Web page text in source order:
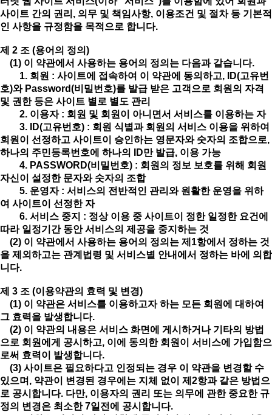
사이트 간의 권리, 의무 및 책임사항, 이용조건 및 절차 등 기본적
인 사항을 규정함을 목적으로 합니다.
제 2 조 (용어의 정의)
(1) 이 약관에서 사용하는 용어의 정의는 다음과 같습니다.
1. 회원 : 사이트에 접속하여 이 약관에 동의하고, ID(고유번
호)와 Password(비밀번호)를 발급 받은 고객으로 회원의 자격
및 권한 등은 사이트 별로 별도 관리
2. 이용자 : 회원 및 회원이 아니면서 서비스를 이용하는 자
3. ID(고유번호) : 회원 식별과 회원의 서비스 이용을 위하여
회원이 선정하고 사이트이 승인하는 영문자와 숫자의 조합으로,
하나의 주민등록번호에 하나의 ID만 발급, 이용 가능
4. PASSWORD(비밀번호) : 회원의 정보 보호를 위해 회원
자신이 설정한 문자와 숫자의 조합
5. 운영자 : 서비스의 전반적인 관리와 원활한 운영을 위하
여 사이트이 선정한 자
6. 서비스 중지 : 정상 이용 중 사이트이 정한 일정한 요건에
따라 일정기간 동안 서비스의 제공을 중지하는 것
(2) 이 약관에서 사용하는 용어의 정의는 제1항에서 정하는 것
을 제외하고는 관계법령 및 서비스별 안내에서 정하는 바에 의합
니다.
제 3 조 (이용약관의 효력 및 변경)
(1) 이 약관은 서비스를 이용하고자 하는 모든 회원에 대하여
그 효력을 발생합니다.
(2) 이 약관의 내용은 서비스 화면에 게시하거나 기타의 방법
으로 회원에게 공시하고, 이에 동의한 회원이 서비스에 가입함으
로써 효력이 발생합니다.
(3) 사이트은 필요하다고 인정되는 경우 이 약관을 변경할 수
있으며, 약관이 변경된 경우에는 지체 없이 제2항과 같은 방법으
로 공시합니다. 다만, 이용자의 권리 또는 의무에 관한 중요한 규
정의 변경은 최소한 7일전에 공시합니다.